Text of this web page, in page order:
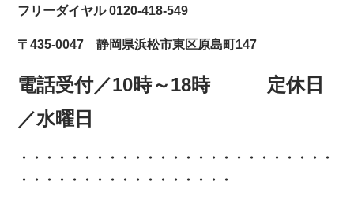
フリーダイヤル 0120-418-549
〒435-0047 静岡県浜松市東区原島町147
電話受付／10時～18時 定休日
／水曜日
・・・・・・・・・・・・
・・・・・・・・・・・・・
・・・・・・・・・・・・・・・・・